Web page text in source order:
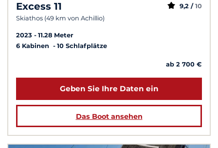
Excess 11
Skiathos (49 km von Achillio)
9,2 / 10
2023
11.28 Meter
6 Kabinen
10 Schlafplätze
ab 2 700 €
Geben Sie Ihre Daten ein
Das Boot ansehen